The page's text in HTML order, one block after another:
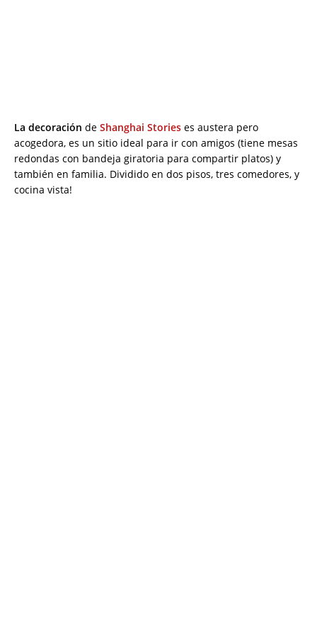
La decoración de Shanghai Stories es austera pero
acogedora, es un sitio ideal para ir con amigos (tiene mesas
redondas con bandeja giratoria para compartir platos) y
también en familia. Dividido en dos pisos, tres comedores, y
cocina vista!